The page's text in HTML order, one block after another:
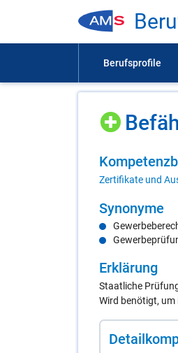
Zertifikate und
Syn­ony­me
Er­klä­rung
Staatliche
Wird benötigt, um